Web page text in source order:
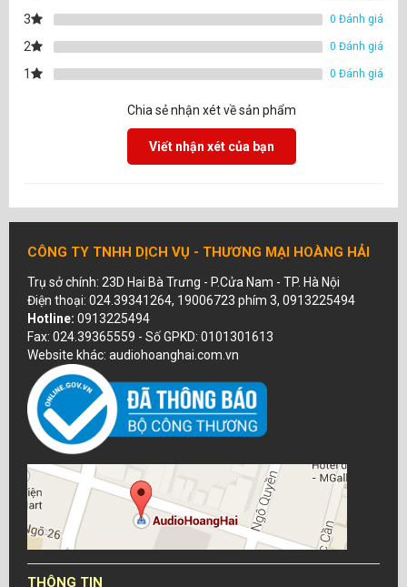
3 0 Đánh giá
2 0 Đánh giá
1 0 Đánh giá
Chia sẻ nhận xét về sản phẩm
Viết nhận xét của bạn
CÔNG TY TNHH DỊCH VỤ - THƯƠNG MẠI HOÀNG HẢI
Trụ sở chính: 23D Hai Bà Trưng - P.Cửa Nam - TP. Hà Nội
Điện thoại: 024.39341264, 19006723 phím 3, 0913225494
Hotline: 0913225494
Fax: 024.39365559 - Số GPKD: 0101301613
Website khác: audiohoanghai.com.vn
THÔNG TIN